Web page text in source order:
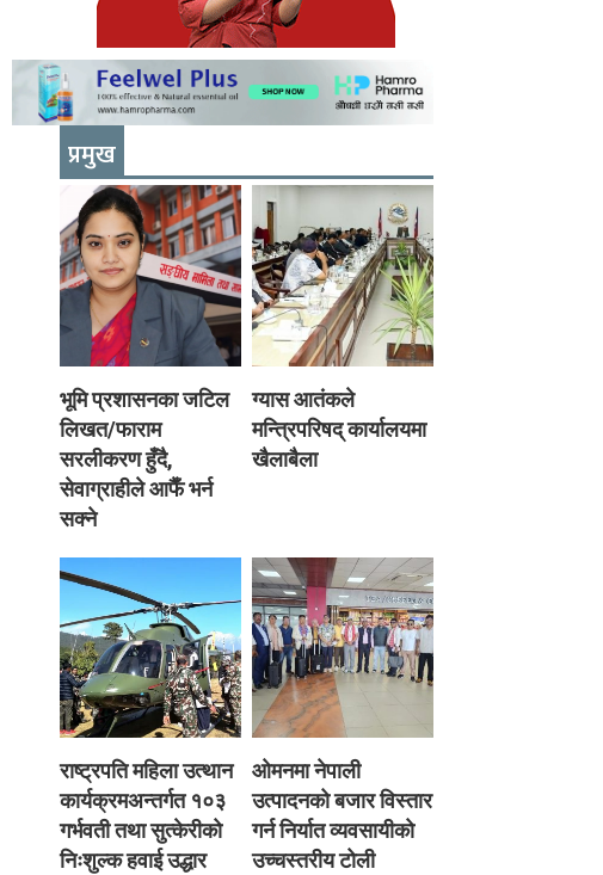
प्रमुख
भूमि प्रशासनका जटिल
लिखत/फाराम
सरलीकरण हुँदै,
सेवाग्राहीले आफैँ भर्न
सक्ने
ग्यास आतंकले
मन्त्रिपरिषद् कार्यालयमा
खैलाबैला
राष्ट्रपति महिला उत्थान
कार्यक्रमअन्तर्गत १०३
गर्भवती तथा सुत्केरीको
निःशुल्क हवाई उद्धार
ओमनमा नेपाली
उत्पादनको बजार विस्तार
गर्न निर्यात व्यवसायीको
उच्चस्तरीय टोली